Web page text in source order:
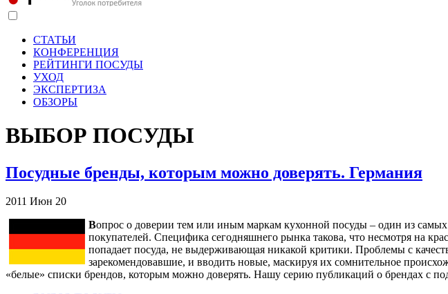
СТАТЬИ
КОНФЕРЕНЦИЯ
РЕЙТИНГИ ПОСУДЫ
УХОД
ЭКСПЕРТИЗА
ОБЗОРЫ
ВЫБОР ПОСУДЫ
Посудные бренды, которым можно доверять. Германия
2011 Июн 20
Вопрос о доверии тем или иным маркам кухонной посуды – один из
покупателей. Специфика сегодняшнего рынка такова, что несмотря на
попадает посуда, не выдерживающая никакой критики. Проблемы с
зарекомендовавшие, и вводить новые, маскируя их сомнительное
«белые» списки брендов, которым можно доверять. Нашу серию публикаций о брендах с